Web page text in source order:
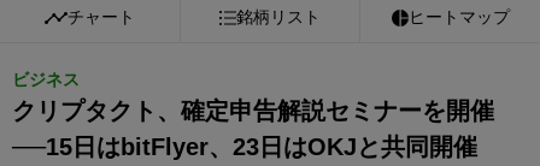
チャート 銘柄リスト ヒートマップ
ビジネス
クリプタクト、確定申告解説セミナーを開催
──15日はbitFlyer、23日はOKJと共同開催